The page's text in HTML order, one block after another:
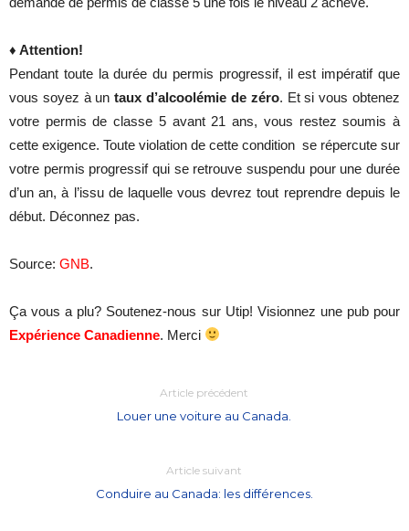
♦ Attention!
Pendant toute la durée du permis progressif, il est impératif que
vous soyez à untaux d’alcoolémie de zéro. Et si vous obtenez
votre permis de classe 5 avant 21 ans, vous restez soumis à
cette exigence. Toute violation de cette condition se répercute sur
votre permis progressif qui se retrouve suspendu pour une durée
d’un an, à l’issu de laquelle vous devrez tout reprendre depuis le
début. Déconnez pas.
Source: GNB.
Ça vous a plu? Soutenez-nous sur Utip! Visionnez une pub pour
Expérience Canadienne. Merci
Article précédent
Louer une voiture au Canada.
Article suivant
Conduire au Canada: les différences.